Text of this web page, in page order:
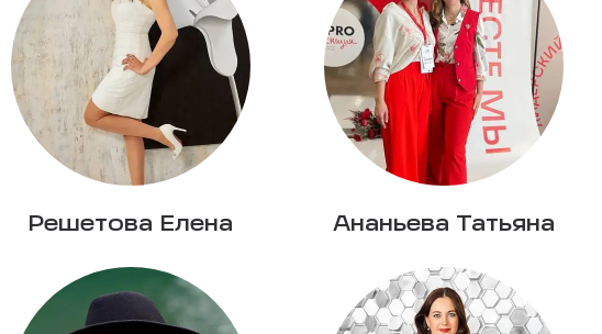
Решетова Елена Ананьева Татьяна